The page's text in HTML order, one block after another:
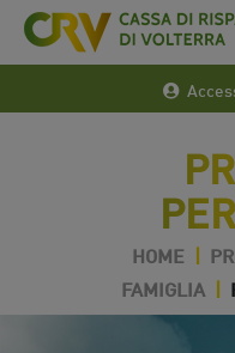
HOME |
FAMIGLIA |